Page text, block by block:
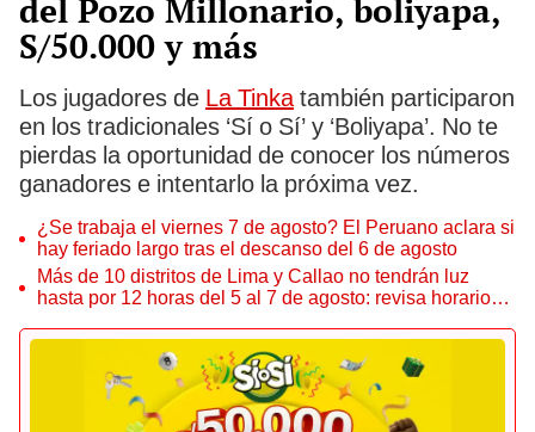
del Pozo Millonario, boliyapa,
S/50.000 y más
Los jugadores de La Tinkatambién participaron
en los tradicionales ‘Sí o Sí’ y ‘Boliyapa’. No te
pierdas la oportunidad de conocer los números
ganadores e intentarlo la próxima vez.
¿Se trabaja el viernes 7 de agosto? El Peruano aclara si
hay feriado largo tras el descanso del 6 de agosto
Más de 10 distritos de Lima y Callao no tendrán luz
hasta por 12 horas del 5 al 7 de agosto: revisa horarios y